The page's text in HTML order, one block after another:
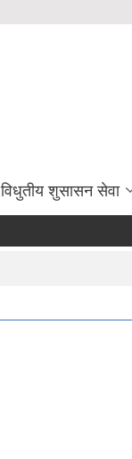
विधुतीय शुसासन सेवा